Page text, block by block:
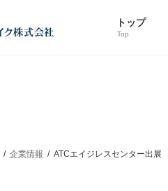
トップ
Top
企業情報 ATCエイジレスセンター出展